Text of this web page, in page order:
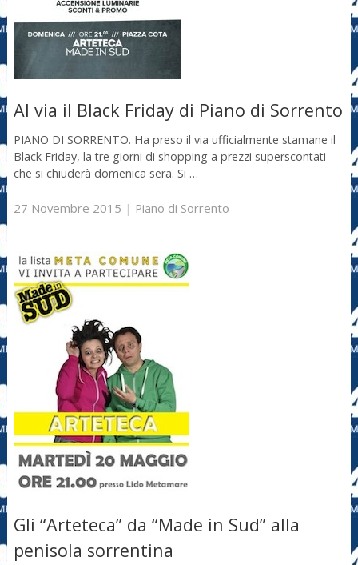
Al via il Black Friday di Piano di Sorrento
PIANO DI SORRENTO. Ha preso il via ufficialmente stamane il
Black Friday, la tre giorni di shopping a prezzi superscontati
che si chiuderà domenica sera. Si …
27 Novembre 2015 | Piano di Sorrento
Gli “Arteteca” da “Made in Sud” alla
penisola sorrentina